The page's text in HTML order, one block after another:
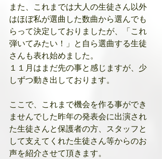
また、これまでは大人の生徒さん以外
はほぼ私が選曲した数曲から選んでも
らって決定しておりましたが、「これ
弾いてみたい！」と自ら選曲する生徒
さんも表れ始めました。
１１月はまだ先の事と感じますが、少
しずつ動き出しております。
ここで、これまで機会を作る事ができ
ませんでした昨年の発表会に出演され
た生徒さんと保護者の方、スタッフと
して支えてくれた生徒さん等からのお
声を紹介させて頂きます。